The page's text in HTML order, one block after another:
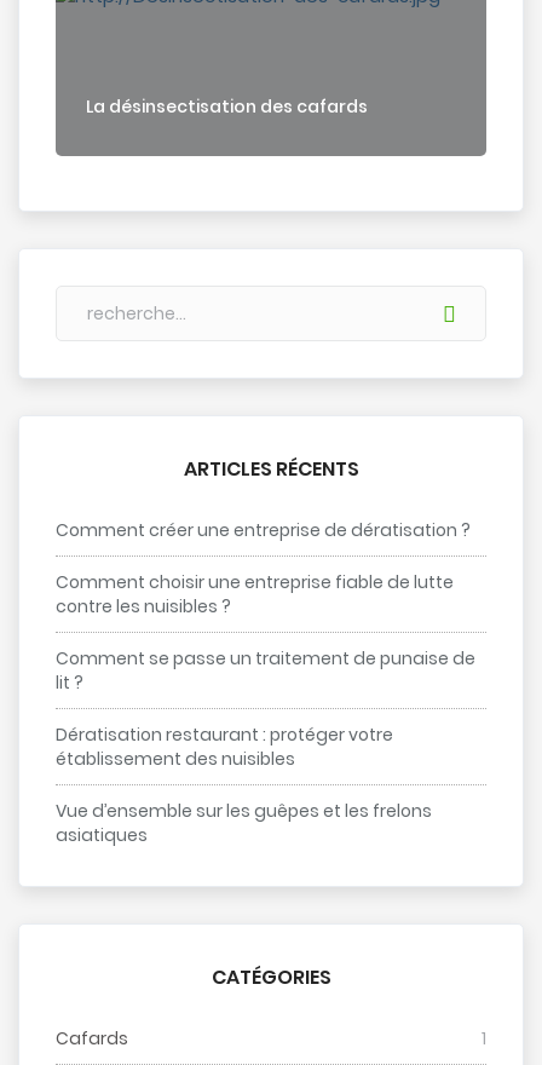
La désinsectisation des cafards
ARTICLES RÉCENTS
Comment créer une entreprise de dératisation ?
Comment choisir une entreprise fiable de lutte
contre les nuisibles ?
Comment se passe un traitement de punaise de
lit ?
Dératisation restaurant : protéger votre
établissement des nuisibles
Vue d’ensemble sur les guêpes et les frelons
asiatiques
CATÉGORIES
Cafards 1